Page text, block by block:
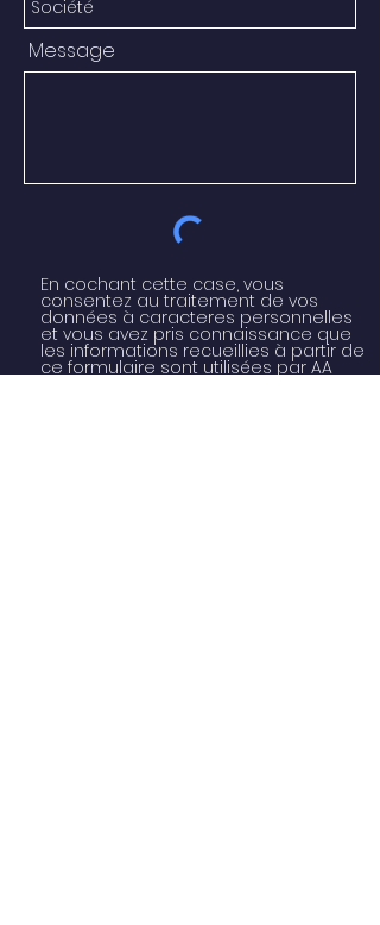
Message
En cochant cette case, vous
consentez au traitement de vos
données à caracteres personnelles
et vous avez pris connaissance que
les informations recueillies à partir de
ce formulaire sont utilisées par AA